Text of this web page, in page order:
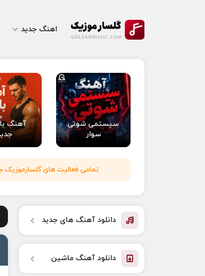
اهنگ جدید
سیستمی شوتی
سوار
آهنگ
تمامی فعالیت های گلسارموزیک
دانلود آهنگ های جدید
دانلود آهنگ ماشین